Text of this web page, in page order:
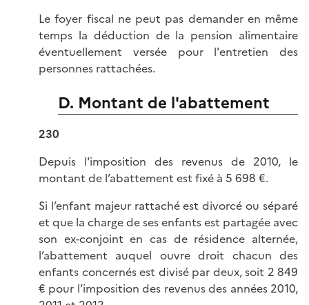
Le foyer fiscal ne peut pas demander en même
temps la déduction de la pension alimentaire
éventuellement versée pour l'entretien des
personnes rattachées.
D. Montant de l'abattement
230
Depuis l'imposition des revenus de 2010, le
montant de l’abattement est fixé à 5 698 €.
Si l’enfant majeur rattaché est divorcé ou séparé
et que la charge de ses enfants est partagée avec
son ex-conjoint en cas de résidence alternée,
l’abattement auquel ouvre droit chacun des
enfants concernés est divisé par deux, soit 2 849
€ pour l’imposition des revenus des années 2010,